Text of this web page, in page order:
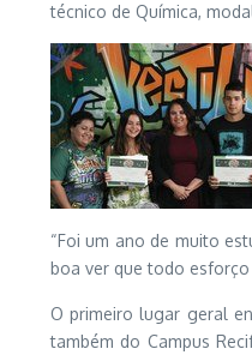
técnico de Química,
“Foi um ano de muito
boa ver que todo esforço
O primeiro lugar geral
também do Campus